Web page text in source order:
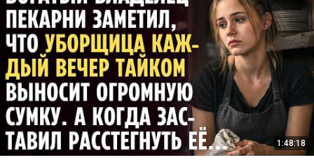
1:48:18